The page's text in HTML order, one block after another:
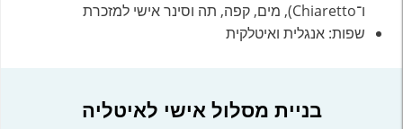
ו־Chiaretto), מים, קפה, תה וסינר אישי למזכרת
שפות: אנגלית ואיטלקית
בניית מסלול אישי לאיטליה